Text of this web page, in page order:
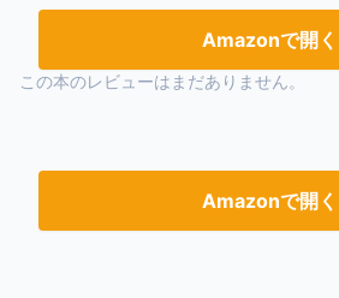
Amazonで開く
この本のレビューはまだありません。
Amazonで開く